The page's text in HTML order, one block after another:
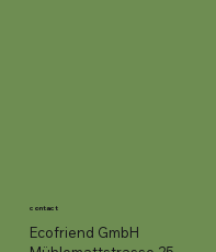
contact
Ecofriend GmbH